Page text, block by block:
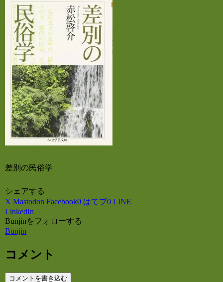
差別の民俗学
シェアする
X Mastodon Facebook0 はてブ0 LINE
LinkedIn
Bunjinをフォローする
Bunjin
コメント
コメントを書き込む